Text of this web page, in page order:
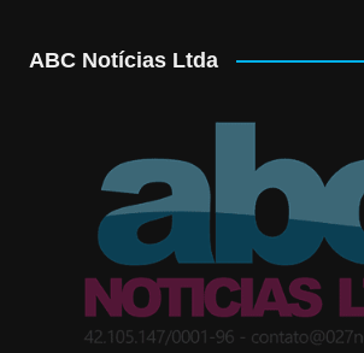
a
g
r
l
e
M
b
e
ABC Notícias Ltda